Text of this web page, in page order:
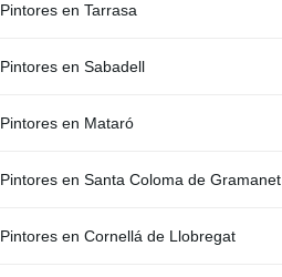
Pintores en Tarrasa
Pintores en Sabadell
Pintores en Mataró
Pintores en Santa Coloma de Gramanet
Pintores en Cornellá de Llobregat